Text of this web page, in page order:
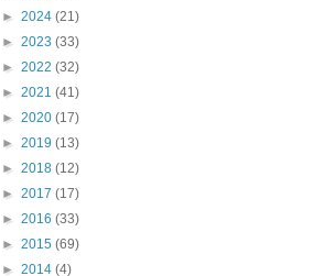
► 2024 (21)
► 2023 (33)
► 2022 (32)
► 2021 (41)
► 2020 (17)
► 2019 (13)
► 2018 (12)
► 2017 (17)
► 2016 (33)
► 2015 (69)
► 2014 (4)